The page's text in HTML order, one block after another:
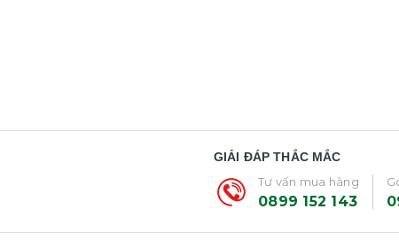
GIẢI ĐÁP THẮC MẮC
Tư vấn mua hàng
0899 152 143